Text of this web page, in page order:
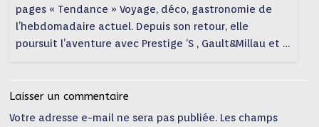
pages « Tendance » Voyage, déco, gastronomie de
l’hebdomadaire actuel. Depuis son retour, elle
poursuit l’aventure avec Prestige ‘S , Gault&Millau et …
Laisser un commentaire
Votre adresse e-mail ne sera pas publiée. Les champs